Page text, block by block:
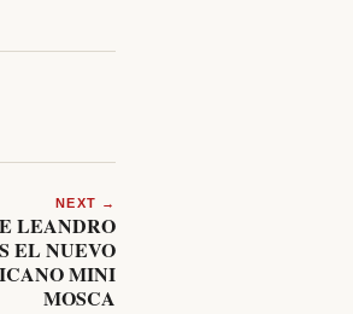
NEXT →
LEANDRO
EL NUEVO
MINI
MOSCA